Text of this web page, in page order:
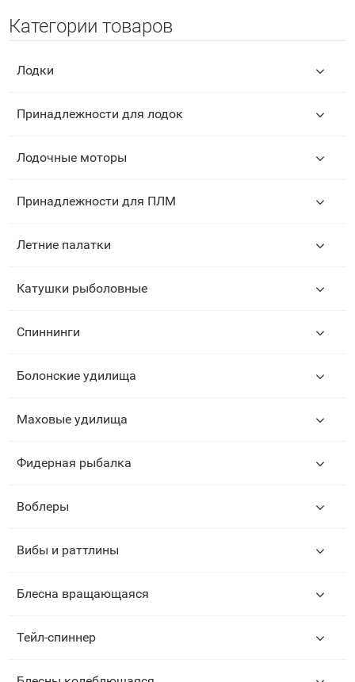
Категории товаров
Лодки
Принадлежности для лодок
Лодочные моторы
Принадлежности для ПЛМ
Летние палатки
Катушки рыболовные
Спиннинги
Болонские удилища
Маховые удилища
Фидерная рыбалка
Воблеры
Вибы и раттлины
Блесна вращающаяся
Тейл-спиннер